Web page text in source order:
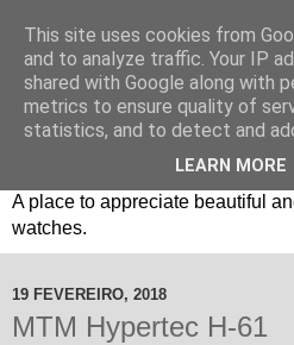
Um espaço sobre relógios "B3":
A place to appreciate beautiful
watches.
19 FEVEREIRO, 2018
MTM Hypertec H-61
This site uses cookies from
and to analyze traffic. Your IP
shared with Google along with
metrics to ensure quality of
statistics, and to detect and
LEARN MORE